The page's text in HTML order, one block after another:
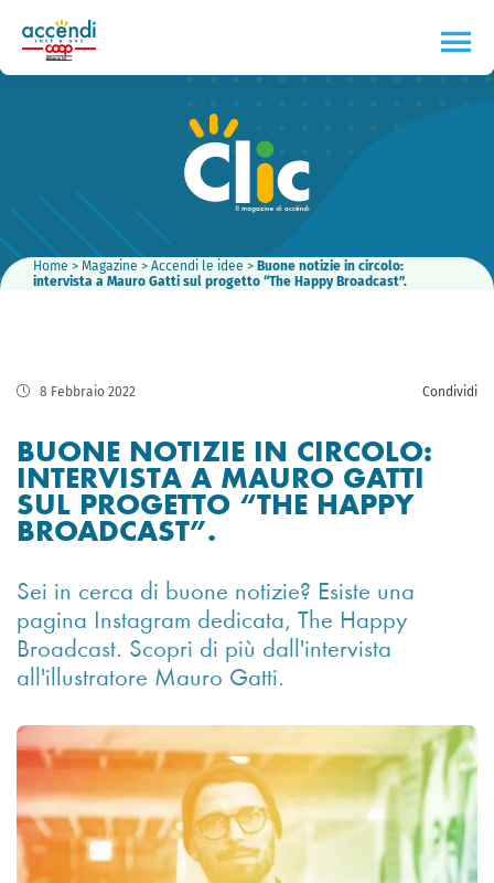
Home > Magazine > Accendi le idee > Buone notizie in circolo:
intervista a Mauro Gatti sul progetto “The Happy Broadcast”.
8 Febbraio 2022 Condividi
BUONE NOTIZIE IN CIRCOLO:
INTERVISTA A MAURO GATTI
SUL PROGETTO “THE HAPPY
BROADCAST”.
Sei in cerca di buone notizie? Esiste una
pagina Instagram dedicata, The Happy
Broadcast. Scopri di più dall'intervista
all'illustratore Mauro Gatti.